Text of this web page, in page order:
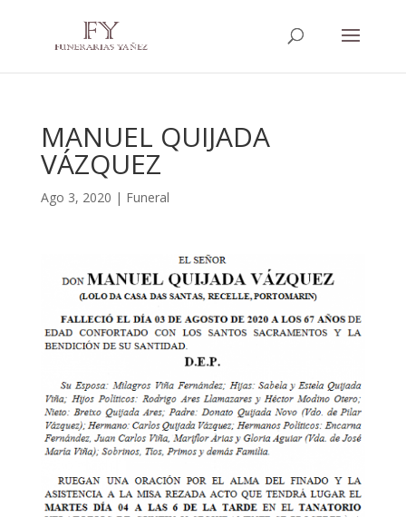
MANUEL QUIJADA
VÁZQUEZ
Ago 3, 2020 | Funeral